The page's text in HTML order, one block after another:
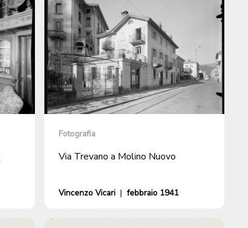
Fotografia
Via Trevano a Molino Nuovo
Vincenzo Vicari | febbraio 1941